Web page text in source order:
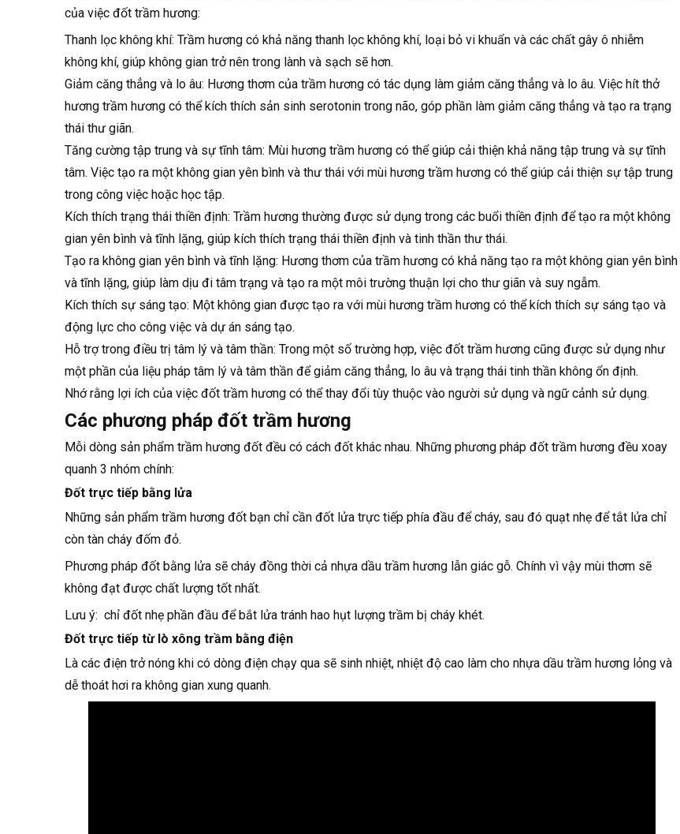
Nhang trầm không tăm
Nhang vòng trầm hương
Nụ trầm hương
Trầm nén không keo
Trầm miếng hay vụn trầm
Kết luận
của việc đốt trầm hương:
Thanh lọc không khí: Trầm hương có khả năng thanh lọc không khí, loại bỏ vi khuẩn và các chất gây ô nhiễm
không khí, giúp không gian trở nên trong lành và sạch sẽ hơn.
Giảm căng thẳng và lo âu: Hương thơm của trầm hương có tác dụng làm giảm căng thẳng và lo âu. Việc hít thở
hương trầm hương có thể kích thích sản sinh serotonin trong não, góp phần làm giảm căng thẳng và tạo ra trạng
thái thư giãn.
Tăng cường tập trung và sự tĩnh tâm: Mùi hương trầm hương có thể giúp cải thiện khả năng tập trung và sự tĩnh
tâm. Việc tạo ra một không gian yên bình và thư thái với mùi hương trầm hương có thể giúp cải thiện sự tập trung
trong công việc hoặc học tập.
Kích thích trạng thái thiền định: Trầm hương thường được sử dụng trong các buổi thiền định để tạo ra một không
gian yên bình và tĩnh lặng, giúp kích thích trạng thái thiền định và tinh thần thư thái.
Tạo ra không gian yên bình và tĩnh lặng: Hương thơm của trầm hương có khả năng tạo ra một không gian yên bình
và tĩnh lặng, giúp làm dịu đi tâm trạng và tạo ra một môi trường thuận lợi cho thư giãn và suy ngẫm.
Kích thích sự sáng tạo: Một không gian được tạo ra với mùi hương trầm hương có thể kích thích sự sáng tạo và
động lực cho công việc và dự án sáng tạo.
Hỗ trợ trong điều trị tâm lý và tâm thần: Trong một số trường hợp, việc đốt trầm hương cũng được sử dụng như
một phần của liệu pháp tâm lý và tâm thần để giảm căng thẳng, lo âu và trạng thái tinh thần không ổn định.
Nhớ rằng lợi ích của việc đốt trầm hương có thể thay đổi tùy thuộc vào người sử dụng và ngữ cảnh sử dụng.
Các phương pháp đốt trầm hương
Mỗi dòng sản phẩm trầm hương đốt đều có cách đốt khác nhau. Những phương pháp đốt trầm hương đều xoay
quanh 3 nhóm chính:
Đốt trực tiếp bằng lửa
Những sản phẩm trầm hương đốt bạn chỉ cần đốt lửa trực tiếp phía đầu để cháy, sau đó quạt nhẹ để tắt lửa chỉ
còn tàn cháy đốm đỏ.
Phương pháp đốt bằng lửa sẽ cháy đồng thời cả nhựa dầu trầm hương lẫn giác gỗ. Chính vì vậy mùi thơm sẽ
không đạt được chất lượng tốt nhất.
Lưu ý: chỉ đốt nhẹ phần đầu để bắt lửa tránh hao hụt lượng trầm bị cháy khét.
Đốt trực tiếp từ lò xông trầm bằng điện
Là các điện trở nóng khi có dòng điện chạy qua sẽ sinh nhiệt, nhiệt độ cao làm cho nhựa dầu trầm hương lỏng và
dễ thoát hơi ra không gian xung quanh.